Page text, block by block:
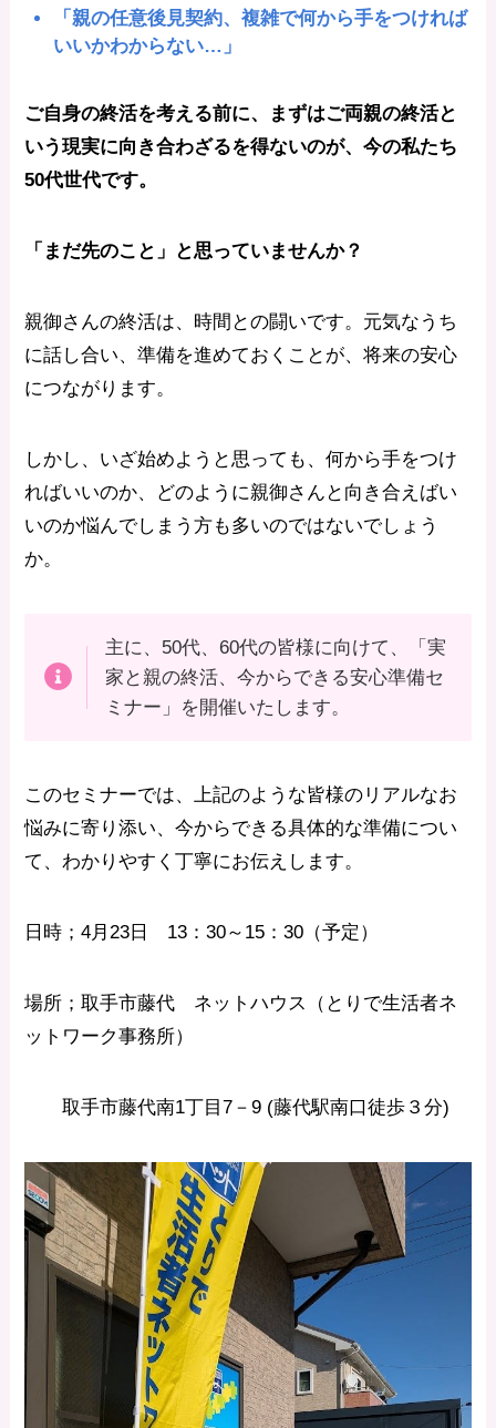
「親の任意後見契約、複雑で何から手をつければ
いいかわからない…」
ご自身の終活を考える前に、まずはご両親の終活と
いう現実に向き合わざるを得ないのが、今の私たち
50代世代です。
「まだ先のこと」と思っていませんか？
親御さんの終活は、時間との闘いです。元気なうち
に話し合い、準備を進めておくことが、将来の安心
につながります。
しかし、いざ始めようと思っても、何から手をつけ
ればいいのか、どのように親御さんと向き合えばい
いのか悩んでしまう方も多いのではないでしょう
か。
主に、50代、60代の皆様に向けて、「実
家と親の終活、今からできる安心準備セ
ミナー」を開催いたします。
このセミナーでは、上記のような皆様のリアルなお
悩みに寄り添い、今からできる具体的な準備につい
て、わかりやすく丁寧にお伝えします。
日時；4月23日 13：30～15：30（予定）
場所；取手市藤代 ネットハウス（とりで生活者ネ
ットワーク事務所）
取手市藤代南1丁目7－9 (藤代駅南口徒歩３分)